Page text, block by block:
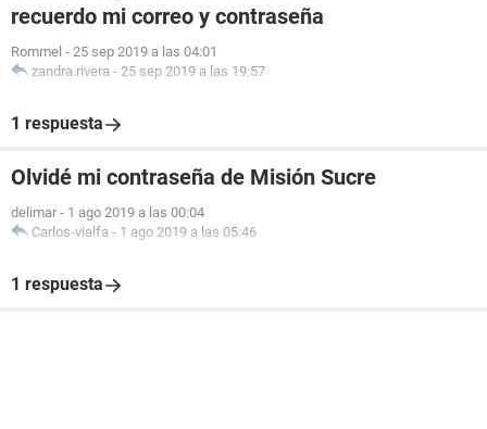
recuerdo mi correo y contraseña
Rommel - 25 sep 2019 a las 04:01
zandra.rivera - 25 sep 2019 a las 19:57
1 respuesta
Olvidé mi contraseña de Misión Sucre
delimar - 1 ago 2019 a las 00:04
Carlos-vialfa - 1 ago 2019 a las 05:46
1 respuesta